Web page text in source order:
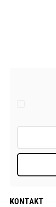
KONTAKT